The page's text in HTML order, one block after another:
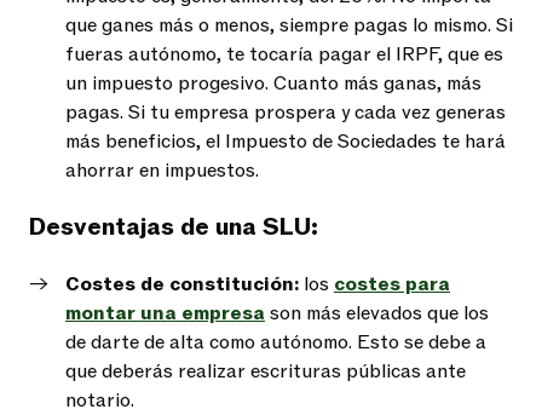
que ganes más o menos, siempre pagas lo mismo. Si
fueras autónomo, te tocaría pagar el IRPF, que es
un impuesto progesivo. Cuanto más ganas, más
pagas. Si tu empresa prospera y cada vez generas
más beneficios, el Impuesto de Sociedades te hará
ahorrar en impuestos.
Desventajas de una SLU:
Costes de constitución: los costes para
montar una empresa son más elevados que los
de darte de alta como autónomo. Esto se debe a
que deberás realizar escrituras públicas ante
notario.